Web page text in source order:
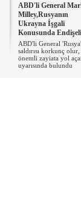
ABD'li General
Milley,Rusyanın
Ukrayna İşgali
Konusunda Endişeli
ABD'li General
saldırısı korkunç olur,
önemli zayiata yol
uyarısında bulundu